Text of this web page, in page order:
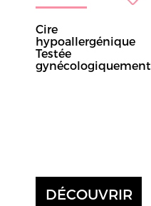
Cire
hypoallergénique
Testée
gynécologiquement
DÉCOUVRIR